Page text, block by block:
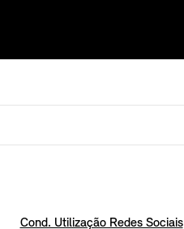
Cond. Utilização Redes Sociais